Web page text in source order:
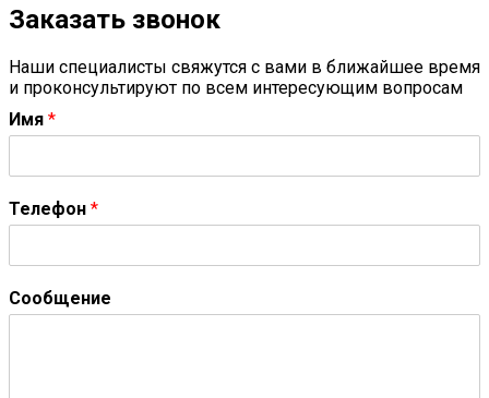
Заказать звонок
Наши специалисты свяжутся с вами в ближайшее время
и проконсультируют по всем интересующим вопросам
Имя *
Телефон *
Сообщение